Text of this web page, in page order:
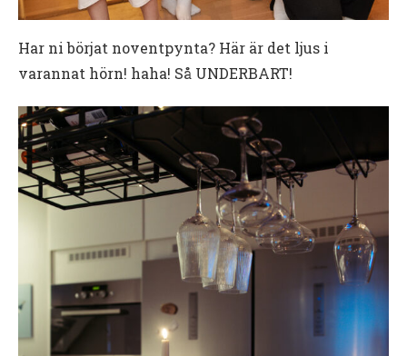
Har ni börjat noventpynta? Här är det ljus i
varannat hörn! haha! Så UNDERBART!